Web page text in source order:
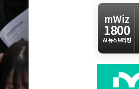
mWiz
1800
AI 뉴스브리핑